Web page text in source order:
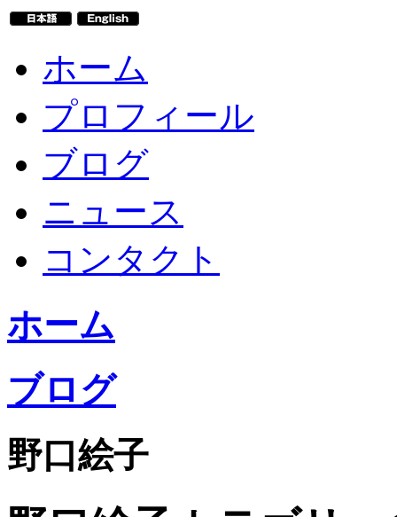
ホーム
プロフィール
ブログ
ニュース
コンタクト
ホーム
ブログ
野口絵子